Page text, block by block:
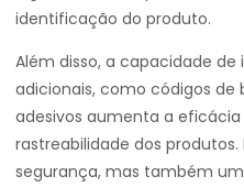
identificação do produto.
Além disso, a capacidade
adicionais, como códigos de
adesivos aumenta a
rastreabilidade dos
segurança, mas também